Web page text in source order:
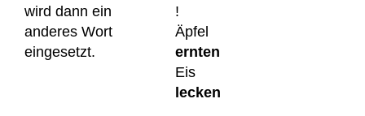
wird dann ein
anderes Wort
eingesetzt.
!
Äpfel
ernten
Eis
lecken